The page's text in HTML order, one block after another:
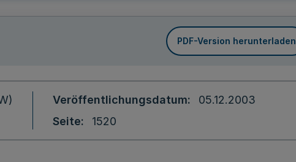
PDF-Version herunterladen
Veröffentlichungsdatum
05.12.2003
Seite
1520